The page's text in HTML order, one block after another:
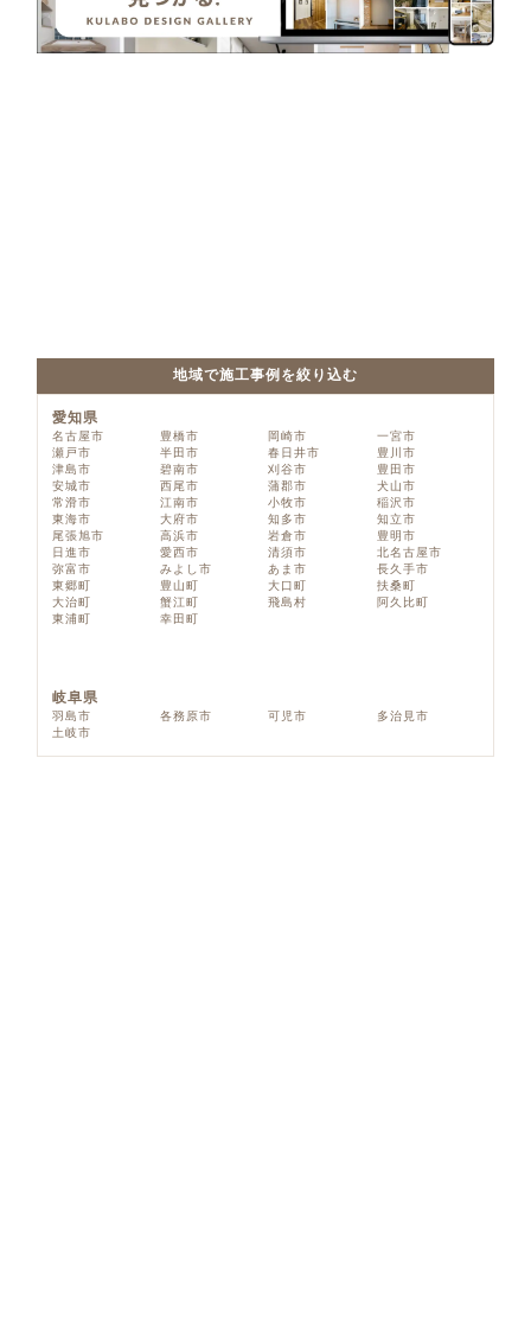
地域で施工事例を絞り込む
愛知県
名古屋市 豊橋市 岡崎市
一宮市
瀬戸市
半田市 春日井市
豊川市
津島市
碧南市 刈谷市
豊田市
安城市
西尾市 蒲郡市
犬山市
常滑市
江南市 小牧市
稲沢市
東海市
大府市 知多市
知立市
尾張旭市
高浜市 岩倉市
豊明市
日進市
愛西市 清須市
北名古屋市
弥富市
みよし市 あま市
長久手市
東郷町
豊山町 大口町
扶桑町
大治町
蟹江町 飛島村
阿久比町
東浦町
幸田町
岐阜県
羽島市 各務原市 可児市
多治見市
土岐市